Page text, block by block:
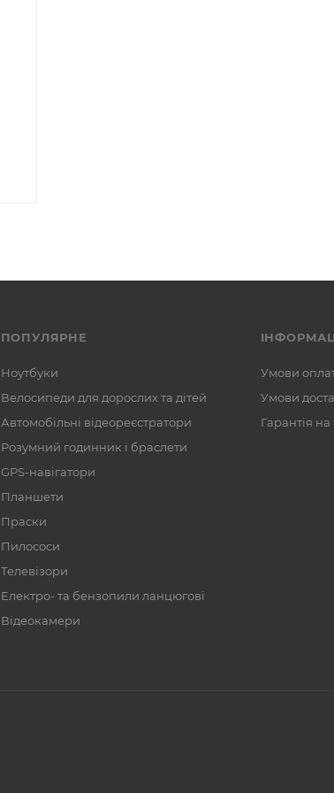
ПОПУЛЯРНЕ
Ноутбуки
Велосипеди для дорослих та дітей
Автомобільні відеореєстратори
Розумний годинник і браслети
GPS-навігатори
Планшети
Праски
Пилососи
Телевізори
Електро- та бензопили ланцюгові
Відеокамери
Умови
Умови
Гарантія на